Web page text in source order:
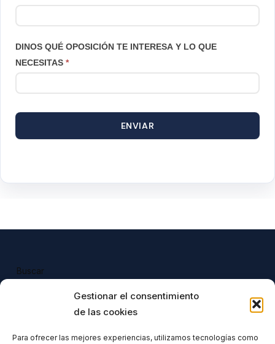
Gestionar el consentimiento
de las cookies
Para ofrecer las mejores experiencias, utilizamos tecnologías como
DINOS QUÉ OPOSICIÓN TE INTERESA Y LO QUE
NECESITAS *
ENVIAR
Buscar